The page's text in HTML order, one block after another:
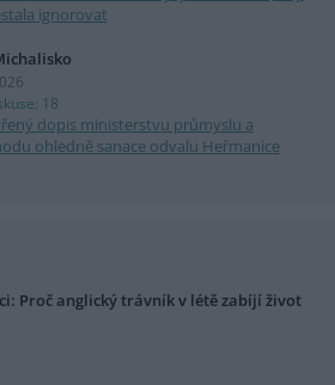
ignorovat
18
dopis ministerstvu průmyslu a
ohledně sanace odvalu Heřmanice
Proč anglický trávník v létě zabíjí život